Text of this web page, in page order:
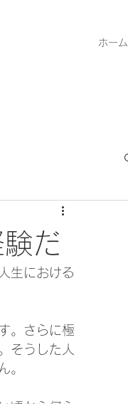
ホーム
だ
生における
。さらに極
そうした人
。